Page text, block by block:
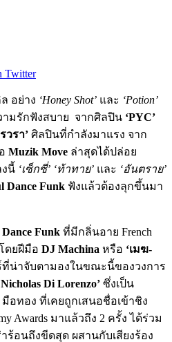
Twitter
อย่าง ‘Honey Shot’ และ ‘Potion’
ามรักฟังสบาย จากศิลปิน ‘PYC’
วรา’ ศิลปินที่กำลังมาแรง จาก
Muzik Move ล่าสุดได้ปล่อย
งนี้ ‘เซ็กซี่’ ‘ท้าทาย’ และ ‘อันตราย’
Dance Funk ฟังแล้วต้องลุกขึ้นมา
Dance Funk ที่มีกลิ่นอาย French
ดยฝีมือ DJ Machina หรือ ‘เมฆ-
ที่น่าจับตามองในขณะนี้ของวงการ
Nicholas Di Lorenzo’ ซึ่งเป็น
มือทอง ที่เคยถูกเสนอชื่อเข้าชิง
Awards มาแล้วถึง 2 ครั้ง ได้ร่วม
ร้อนถึงขีดสุด ผสานกับเสียงร้อง